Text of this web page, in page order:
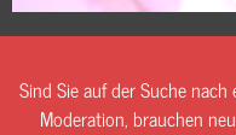
Sind Sie auf der Suche
Moderation, brauchen